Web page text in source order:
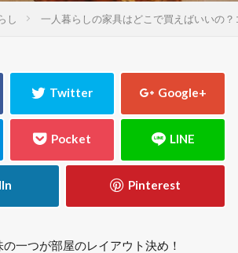
し 一人暮らしの家具はどこで買えばいいの
一つが部屋のレイアウト決め！